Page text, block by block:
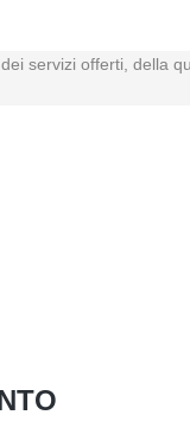
servizi offerti, della